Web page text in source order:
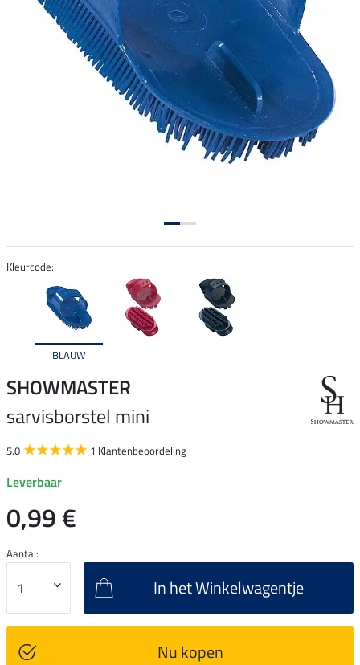
Kleurcode:
BLAUW
SHOWMASTER
sarvisborstel mini
5.0 1 Klantenbeoordeling
Leverbaar
0,99 €
Aantal:
In het Winkelwagentje
Nu kopen